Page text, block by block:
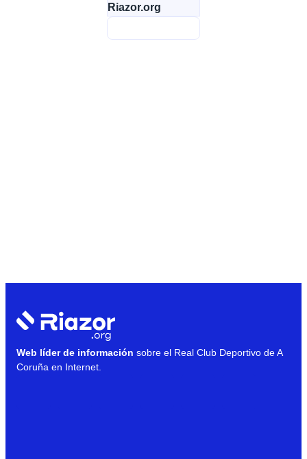
Riazor.org
Web líder de información sobre el Real Club Deportivo de A
Coruña en Internet.